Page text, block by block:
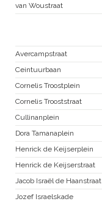
van Woustraat
Avercampstraat
Ceintuurbaan
Cornelis Troostplein
Cornelis Trooststraat
Cullinanplein
Dora Tamanaplein
Henrick de Keijserplein
Henrick de Keijserstraat
Jacob Israël de Haanstraat
Jozef Israelskade